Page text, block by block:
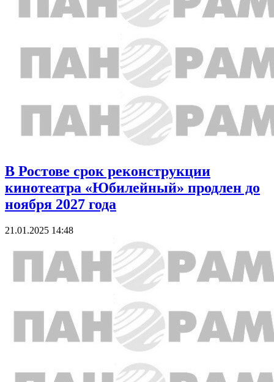
В Ростове срок реконструкции
кинотеатра «Юбилейный» продлен до
ноября 2027 года
21.01.2025 14:48